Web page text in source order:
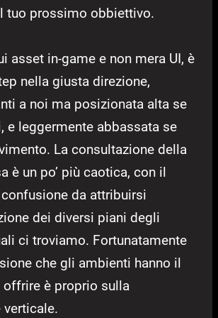
tuo prossimo obbiettivo.
asset in-game e non mera UI, è
nella giusta direzione,
a noi ma posizionata alta se
e leggermente abbassata se
La consultazione della
è un po’ più caotica, con il
da attribuirsi
dei diversi piani degli
ci troviamo. Fortunatamente
che gli ambienti hanno il
offrire è proprio sulla